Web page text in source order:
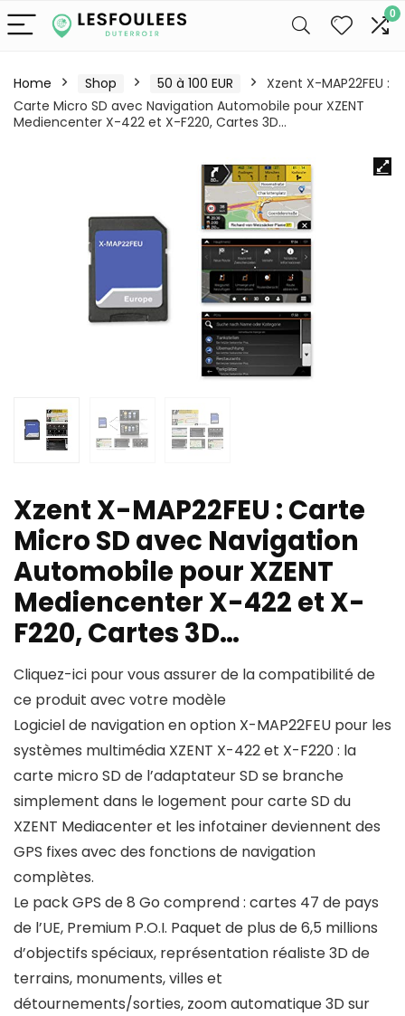
0
Home Shop 50 à 100 EUR
Xzent X-MAP22FEU :
Carte Micro SD avec Navigation Automobile pour XZENT
Mediencenter X-422 et X-F220, Cartes 3D…
Xzent X-MAP22FEU : Carte
Micro SD avec Navigation
Automobile pour XZENT
Mediencenter X-422 et X-
F220, Cartes 3D…
Cliquez-ici pour vous assurer de la compatibilité de
ce produit avec votre modèle
Logiciel de navigation en option X-MAP22FEU pour les
systèmes multimédia XZENT X-422 et X-F220 : la
carte micro SD de l’adaptateur SD se branche
simplement dans le logement pour carte SD du
XZENT Mediacenter et les infotainer deviennent des
GPS fixes avec des fonctions de navigation
complètes.
Le pack GPS de 8 Go comprend : cartes 47 de pays
de l’UE, Premium P.O.I. Paquet de plus de 6,5 millions
d’objectifs spéciaux, représentation réaliste 3D de
terrains, monuments, villes et
détournements/sorties, zoom automatique 3D sur